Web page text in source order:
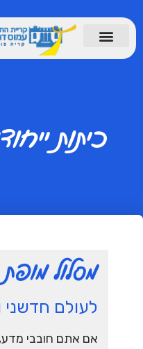
כיתות
מסלול
לעולם חדשני
אם אתם חובבי מדע,